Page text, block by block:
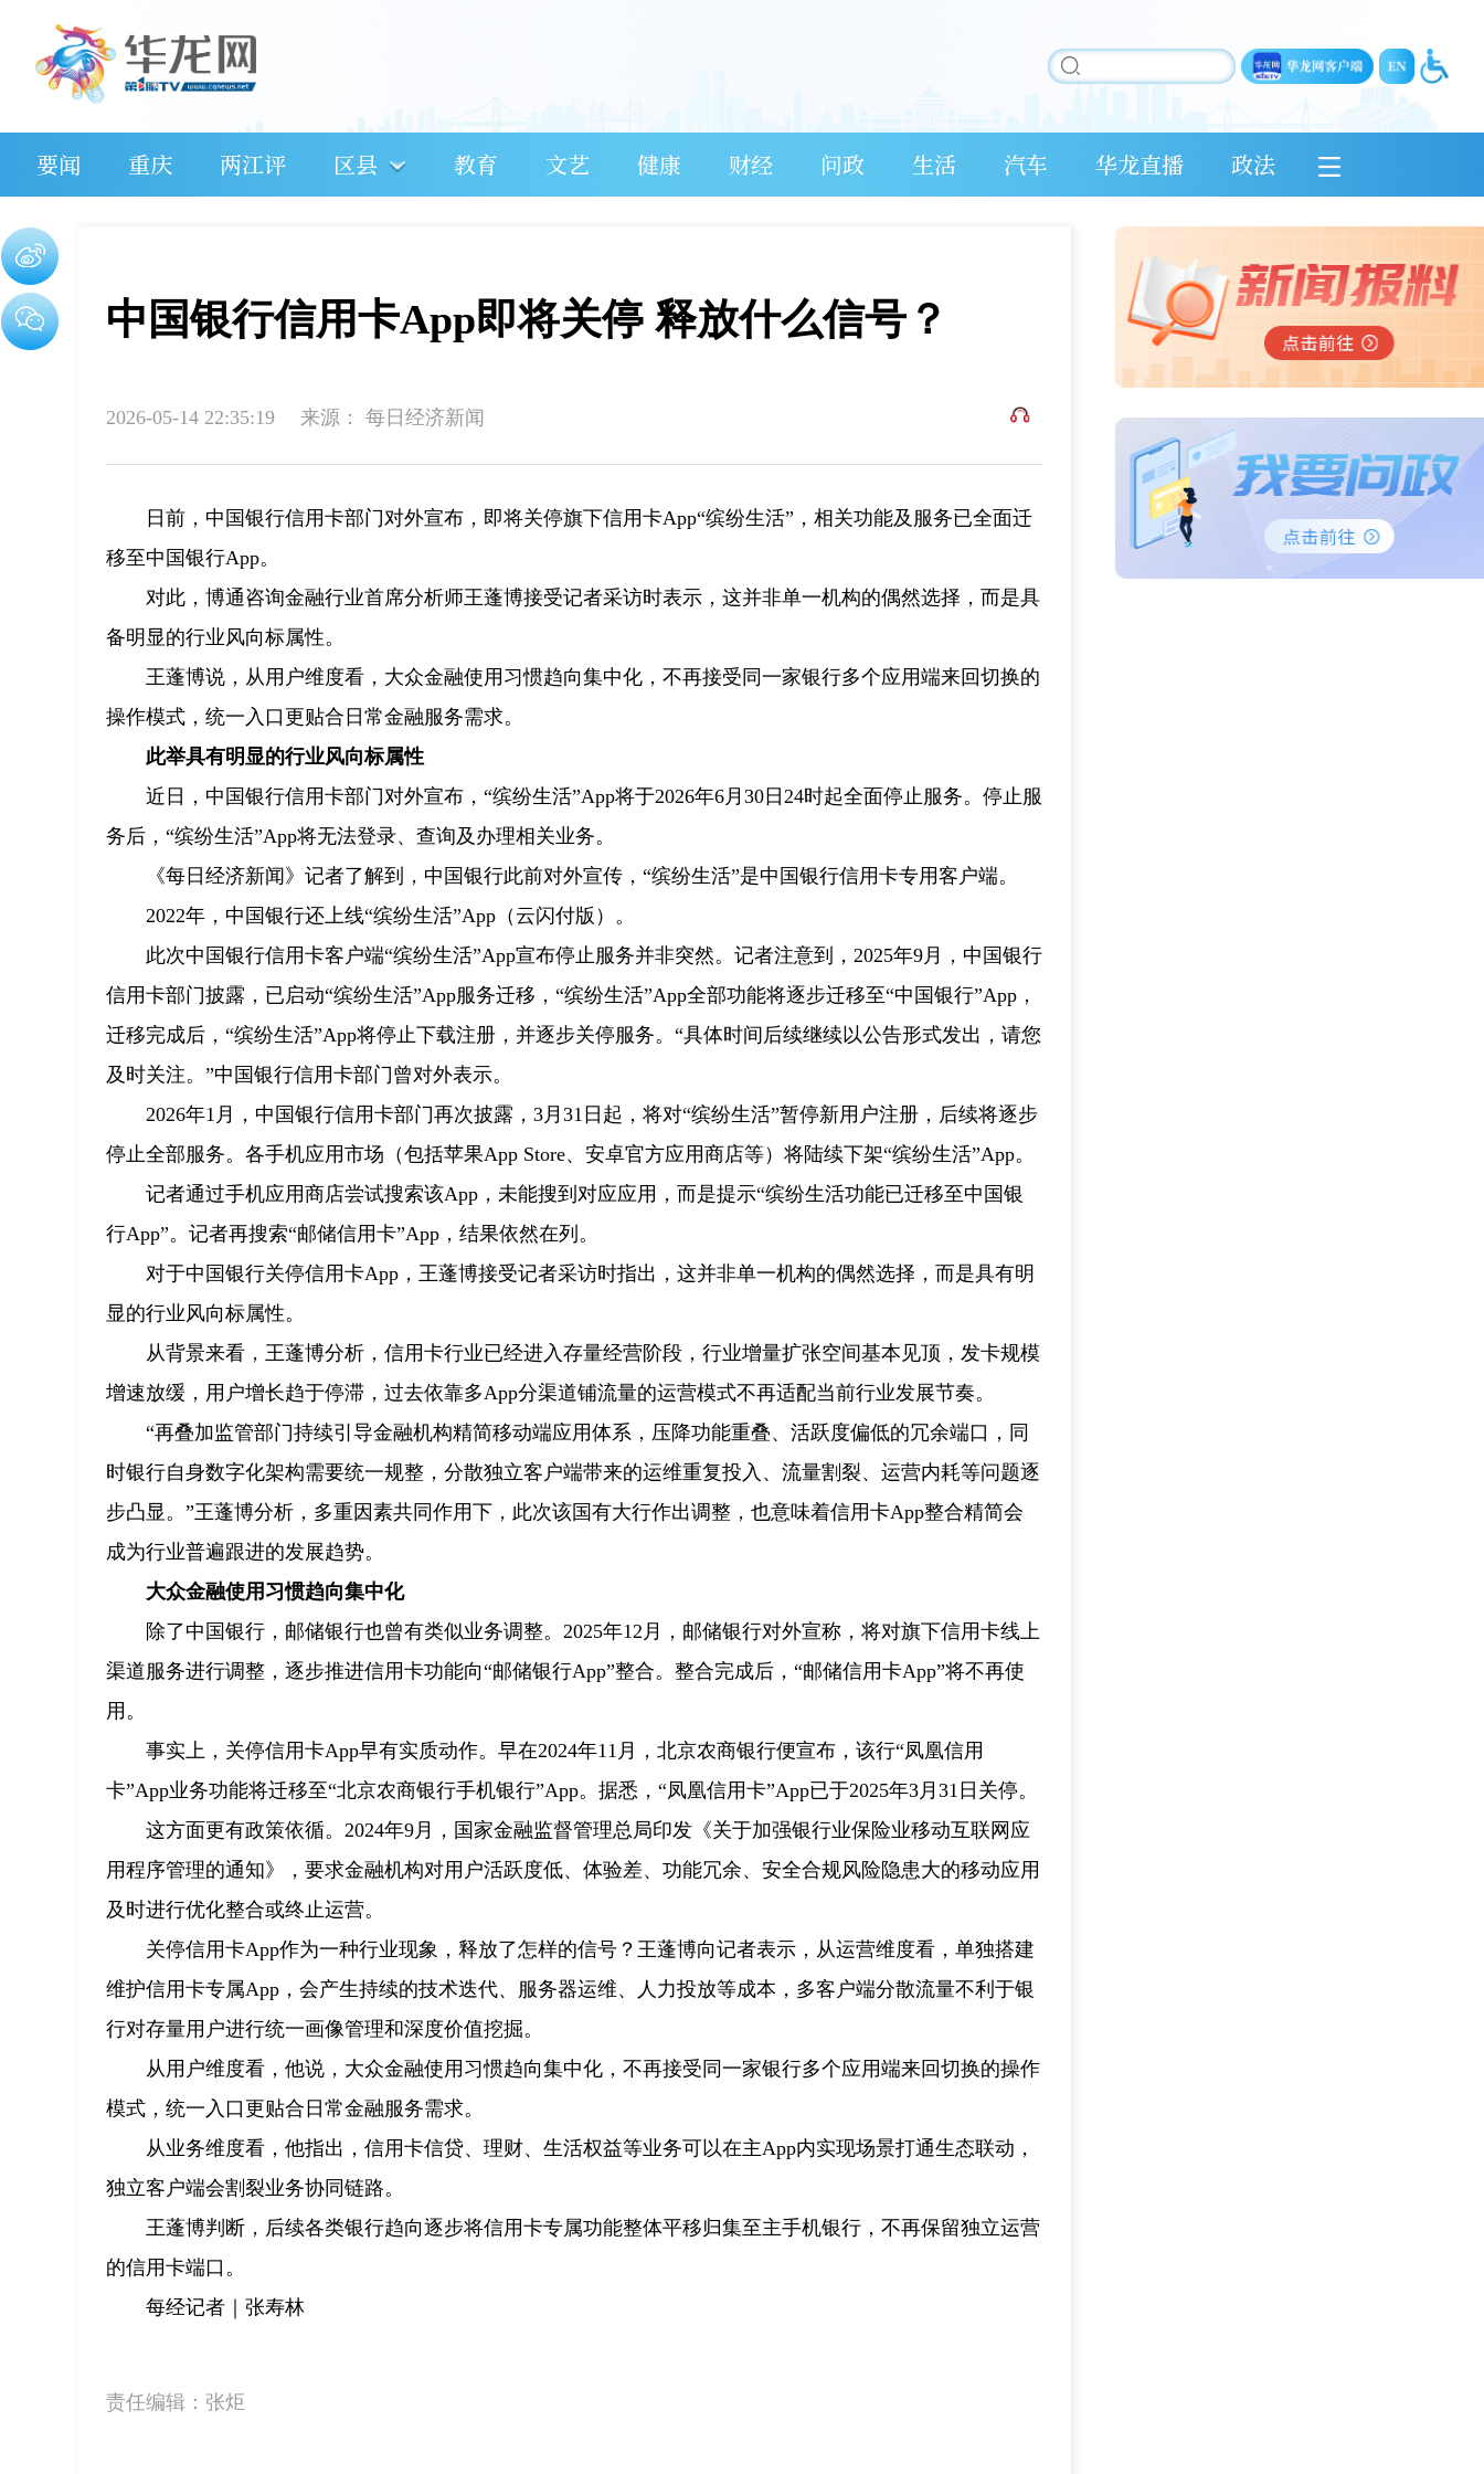
要闻 重庆 两江评 区县 教育 文艺 健康 财经 问政 生活 汽车 华龙直播 政法
中国银行信用卡App即将关停 释放什么信号？
2026-05-14 22:35:19 来源： 每日经济新闻
日前，中国银行信用卡部门对外宣布，即将关停旗下信用卡App“缤纷生活”，相关功能及服务已全面迁
移至中国银行App。
对此，博通咨询金融行业首席分析师王蓬博接受记者采访时表示，这并非单一机构的偶然选择，而是具
备明显的行业风向标属性。
王蓬博说，从用户维度看，大众金融使用习惯趋向集中化，不再接受同一家银行多个应用端来回切换的
操作模式，统一入口更贴合日常金融服务需求。
此举具有明显的行业风向标属性
近日，中国银行信用卡部门对外宣布，“缤纷生活”App将于2026年6月30日24时起全面停止服务。停止服
务后，“缤纷生活”App将无法登录、查询及办理相关业务。
《每日经济新闻》记者了解到，中国银行此前对外宣传，“缤纷生活”是中国银行信用卡专用客户端。
2022年，中国银行还上线“缤纷生活”App（云闪付版）。
此次中国银行信用卡客户端“缤纷生活”App宣布停止服务并非突然。记者注意到，2025年9月，中国银行
信用卡部门披露，已启动“缤纷生活”App服务迁移，“缤纷生活”App全部功能将逐步迁移至“中国银行”App，
迁移完成后，“缤纷生活”App将停止下载注册，并逐步关停服务。“具体时间后续继续以公告形式发出，请您
及时关注。”中国银行信用卡部门曾对外表示。
2026年1月，中国银行信用卡部门再次披露，3月31日起，将对“缤纷生活”暂停新用户注册，后续将逐步
停止全部服务。各手机应用市场（包括苹果App Store、安卓官方应用商店等）将陆续下架“缤纷生活”App。
记者通过手机应用商店尝试搜索该App，未能搜到对应应用，而是提示“缤纷生活功能已迁移至中国银
行App”。记者再搜索“邮储信用卡”App，结果依然在列。
对于中国银行关停信用卡App，王蓬博接受记者采访时指出，这并非单一机构的偶然选择，而是具有明
显的行业风向标属性。
从背景来看，王蓬博分析，信用卡行业已经进入存量经营阶段，行业增量扩张空间基本见顶，发卡规模
增速放缓，用户增长趋于停滞，过去依靠多App分渠道铺流量的运营模式不再适配当前行业发展节奏。
“再叠加监管部门持续引导金融机构精简移动端应用体系，压降功能重叠、活跃度偏低的冗余端口，同
时银行自身数字化架构需要统一规整，分散独立客户端带来的运维重复投入、流量割裂、运营内耗等问题逐
步凸显。”王蓬博分析，多重因素共同作用下，此次该国有大行作出调整，也意味着信用卡App整合精简会
成为行业普遍跟进的发展趋势。
大众金融使用习惯趋向集中化
除了中国银行，邮储银行也曾有类似业务调整。2025年12月，邮储银行对外宣称，将对旗下信用卡线上
渠道服务进行调整，逐步推进信用卡功能向“邮储银行App”整合。整合完成后，“邮储信用卡App”将不再使
用。
事实上，关停信用卡App早有实质动作。早在2024年11月，北京农商银行便宣布，该行“凤凰信用
卡”App业务功能将迁移至“北京农商银行手机银行”App。据悉，“凤凰信用卡”App已于2025年3月31日关停。
这方面更有政策依循。2024年9月，国家金融监督管理总局印发《关于加强银行业保险业移动互联网应
用程序管理的通知》，要求金融机构对用户活跃度低、体验差、功能冗余、安全合规风险隐患大的移动应用
及时进行优化整合或终止运营。
关停信用卡App作为一种行业现象，释放了怎样的信号？王蓬博向记者表示，从运营维度看，单独搭建
维护信用卡专属App，会产生持续的技术迭代、服务器运维、人力投放等成本，多客户端分散流量不利于银
行对存量用户进行统一画像管理和深度价值挖掘。
从用户维度看，他说，大众金融使用习惯趋向集中化，不再接受同一家银行多个应用端来回切换的操作
模式，统一入口更贴合日常金融服务需求。
从业务维度看，他指出，信用卡信贷、理财、生活权益等业务可以在主App内实现场景打通生态联动，
独立客户端会割裂业务协同链路。
王蓬博判断，后续各类银行趋向逐步将信用卡专属功能整体平移归集至主手机银行，不再保留独立运营
的信用卡端口。
每经记者｜张寿林
责任编辑： 张炬